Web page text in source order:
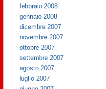
febbraio 2008
gennaio 2008
dicembre 2007
novembre 2007
ottobre 2007
settembre 2007
agosto 2007
luglio 2007